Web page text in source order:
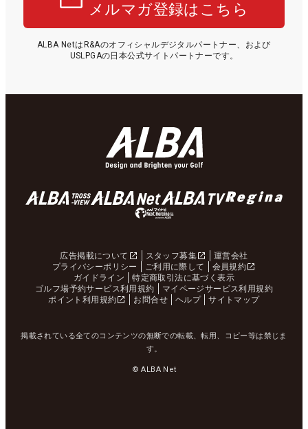
メルマガ登録はこちら
ALBA NetはR&Aのオフィシャルデジタルパートナー、および
USLPGAの日本公式サイトパートナーです。
広告掲載について スタッフ募集
運営会社
プライバシーポリシー
ご利用に際して
会員規約
ガイドライン
特定商取引法に基づく表示
ゴルフ場予約サービス利用規約
マイページサービス利用規約
ポイント利用規約
お問合せ ヘルプ サイトマップ
掲載されている全てのコンテンツの無断での転載、転用、コピー等は禁じま
す。
© ALBA Net